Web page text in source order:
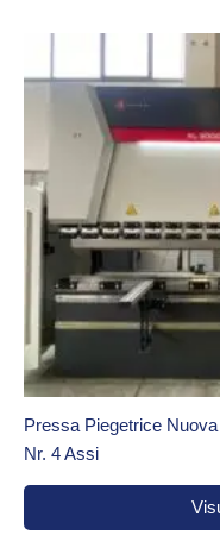
Pressa Piegetrice
Nr. 4 Assi